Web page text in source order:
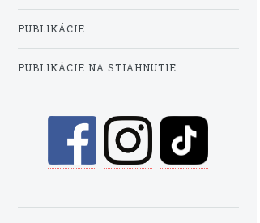
PUBLIKÁCIE
PUBLIKÁCIE NA STIAHNUTIE